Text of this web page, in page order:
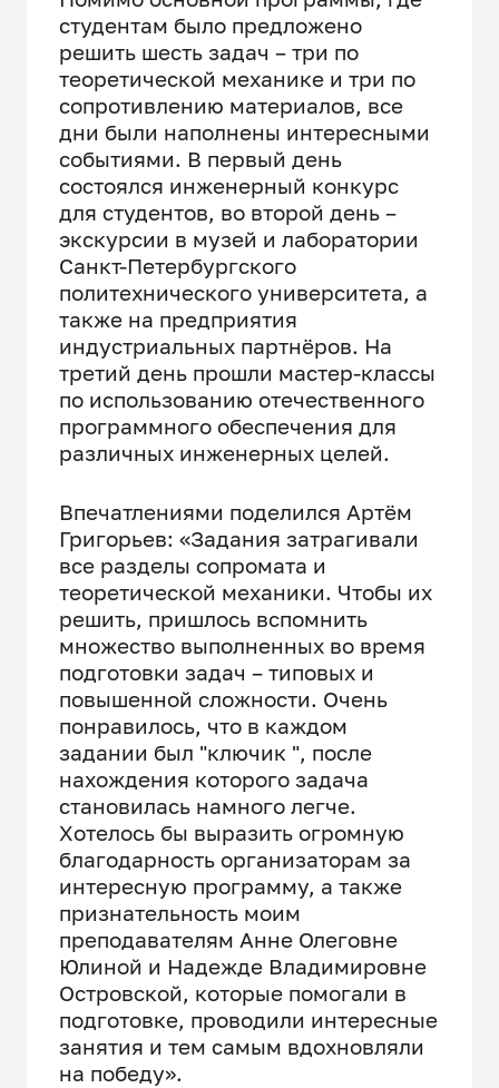
студентам было предложено
решить шесть задач – три по
теоретической механике и три по
сопротивлению материалов, все
дни были наполнены интересными
событиями. В первый день
состоялся инженерный конкурс
для студентов, во второй день –
экскурсии в музей и лаборатории
Санкт-Петербургского
политехнического университета, а
также на предприятия
индустриальных партнёров. На
третий день прошли мастер-классы
по использованию отечественного
программного обеспечения для
различных инженерных целей.
Впечатлениями поделился Артём
Григорьев: «Задания затрагивали
все разделы сопромата и
теоретической механики. Чтобы их
решить, пришлось вспомнить
множество выполненных во время
подготовки задач – типовых и
повышенной сложности. Очень
понравилось, что в каждом
задании был "ключик ", после
нахождения которого задача
становилась намного легче.
Хотелось бы выразить огромную
благодарность организаторам за
интересную программу, а также
признательность моим
преподавателям Анне Олеговне
Юлиной и Надежде Владимировне
Островской, которые помогали в
подготовке, проводили интересные
занятия и тем самым вдохновляли
на победу».